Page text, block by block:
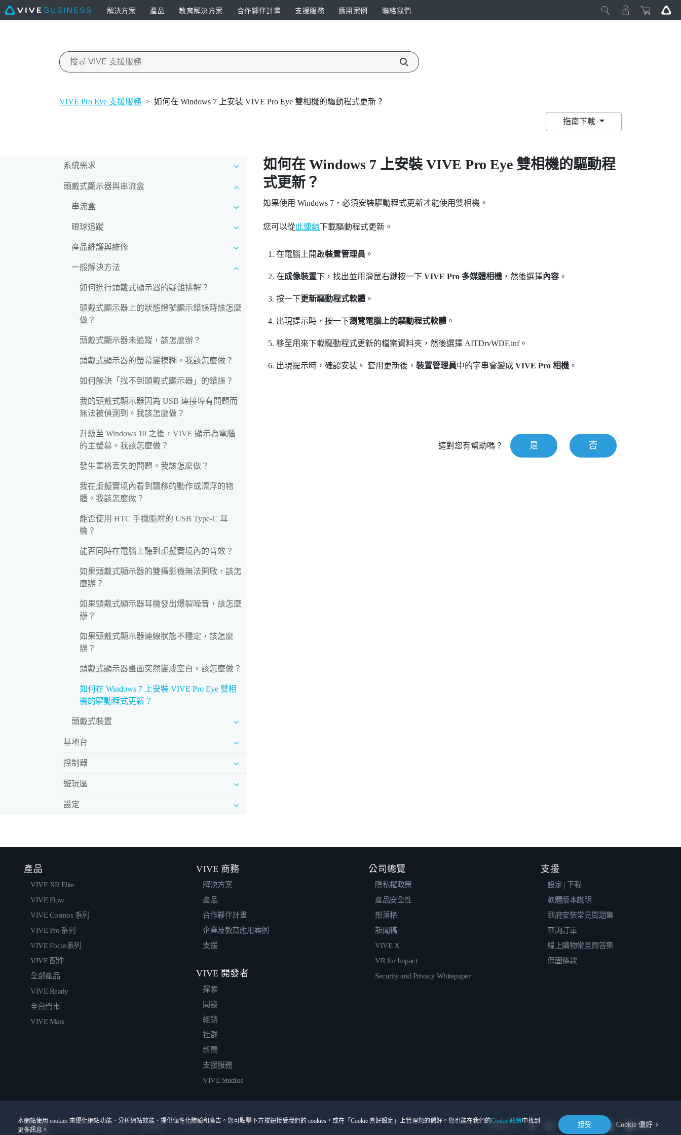
解決方案 產品 教育解決方案 合作夥伴計畫 支援服務 應用案例 聯絡我們
VIVE Pro Eye 支援服務 > 如何在 Windows 7 上安裝 VIVE Pro Eye 雙相機的驅動程式更新？
指南下載
系統需求
頭戴式顯示器與串流盒
串流盒
眼球追蹤
產品維護與維修
一般解決方法
如何進行頭戴式顯示器的疑難排解？
頭戴式顯示器上的狀態燈號顯示錯誤時該怎麼
做？
頭戴式顯示器未追蹤，該怎麼辦？
頭戴式顯示器的螢幕變模糊。我該怎麼做？
如何解決「找不到頭戴式顯示器」的錯誤？
我的頭戴式顯示器因為 USB 連接埠有問題而
無法被偵測到。我該怎麼做？
升級至 Windows 10 之後，VIVE 顯示為電腦
的主螢幕。我該怎麼做？
發生畫格丟失的問題。我該怎麼做？
我在虛擬實境內看到飄移的動作或漂浮的物
體。我該怎麼做？
能否使用 HTC 手機隨附的 USB Type-C 耳
機？
能否同時在電腦上聽到虛擬實境內的音效？
如果頭戴式顯示器的雙攝影機無法開啟，該怎
麼辦？
如果頭戴式顯示器耳機發出爆裂噪音，該怎麼
辦？
如果頭戴式顯示器連線狀態不穩定，該怎麼
辦？
頭戴式顯示器畫面突然變成空白。該怎麼做？
如何在 Windows 7 上安裝 VIVE Pro Eye 雙相
機的驅動程式更新？
頭戴式裝置
基地台
控制器
遊玩區
設定
如何在 Windows7 上安裝 VIVE Pro Eye雙相機的驅動程
式更新？
如果使用 Windows7，必須安裝驅動程式更新才能使用雙相機。
您可以從此連結下載驅動程式更新。
在電腦上開啟裝置管理員 。
在成像裝置下，找出並用滑鼠右鍵按一下 VIVE Pro 多媒體相機，然後選擇內容。
按一下更新驅動程式軟體。
出現提示時，按一下瀏覽電腦上的驅動程式軟體。
移至用來下載驅動程式更新的檔案資料夾，然後選擇 AITDrvWDF.inf。
出現提示時，確認安裝。 套用更新後， 裝置管理員中的字串會變成 VIVE Pro 相機。
這對您有幫助嗎？ 是 否
本網站使用 cookies 來優化網站功能、分析網站效能、提供個性化體驗和廣告。您可點擊下方按鈕接受我們的 cookies，或在「Cookie 喜好設定」上管理您的偏好。您也能在我們的Cookie 政策中找到
更多訊息。
接受 Cookie 偏好
產品
VIVE XR Elite
VIVE Flow
VIVE Cosmos 系列
VIVE Pro 系列
VIVE Focus系列
VIVE 配件
全部產品
VIVE Ready
全台門市
VIVE Mars
VIVE 商務
解決方案
產品
合作夥伴計畫
企業及教育應用案例
支援
VIVE 開發者
探索
開發
經銷
社群
新聞
支援服務
VIVE Studios
公司總覽
隱私權政策
產品安全性
部落格
新聞稿
VIVE X
VR for Impact
Security and Privacy Whitepaper
支援
設定 | 下載
軟體版本說明
到府安裝常見問題集
查詢訂單
線上購物常見問答集
保固條款
Location